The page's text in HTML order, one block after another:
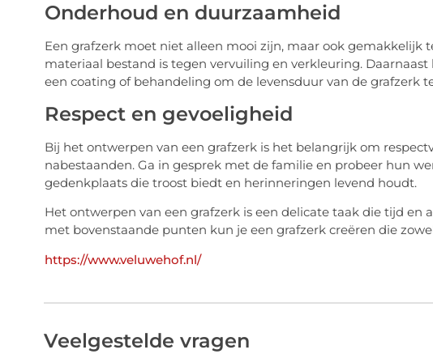
Onderhoud en duurzaamheid
Een grafzerk moet niet alleen mooi zijn, maar ook gemakkelijk
materiaal bestand is tegen vervuiling en verkleuring.
een coating of behandeling om de levensduur van de grafzerk
Respect en gevoeligheid
Bij het ontwerpen van een grafzerk is het belangrijk om
nabestaanden. Ga in gesprek met de familie en probeer hun
gedenkplaats die troost biedt en herinneringen levend houdt.
Het ontwerpen van een grafzerk is een delicate taak die tijd en
met bovenstaande punten kun je een grafzerk creëren die
https://www.veluwehof.nl/
Veelgestelde vragen